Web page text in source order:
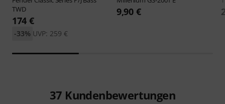
TWD
174 €
UVP: 259 €
-33%
9,90 €
37 Kundenbewertungen